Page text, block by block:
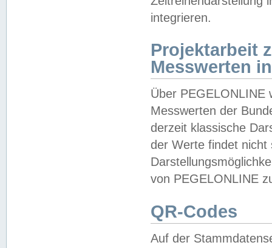
integrieren.
Projektarbeit
Messwerten
Über PEGELONLINE
Messwerten der
derzeit klassische
der Werte findet
von PEGELONLINE
QR-Codes
Auf der